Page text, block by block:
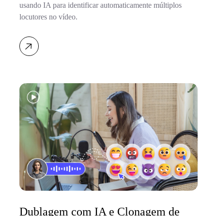
usando IA para identificar automaticamente múltiplos
locutores no vídeo.
Dublagem com IA e Clonagem de